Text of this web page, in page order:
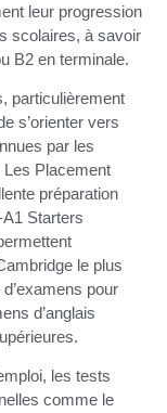
leur progression
scolaires, à savoir
B2 en terminale.
particulièrement
s’orienter vers
par les
Les Placement
préparation
Starters
le plus
pour
d’anglais
les tests
comme le